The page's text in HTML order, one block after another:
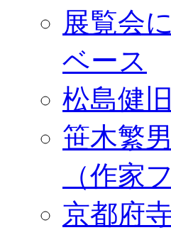
展覧会
ベース
松島健
笹木繁
（作家
京都府